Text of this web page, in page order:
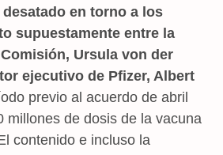
en torno a los
supuestamente entre la
Ursula von der
ejecutivo de Pfizer, Albert
previo al acuerdo de abril
millones de dosis de la vacuna
contenido e incluso la